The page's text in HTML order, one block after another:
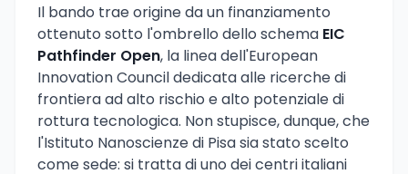
Il bando trae origine da un finanziamento
ottenuto sotto l'ombrello dello schema EIC
Pathfinder Open, la linea dell'European
Innovation Council dedicata alle ricerche di
frontiera ad alto rischio e alto potenziale di
rottura tecnologica. Non stupisce, dunque, che
l'Istituto Nanoscienze di Pisa sia stato scelto
come sede: si tratta di uno dei centri italiani